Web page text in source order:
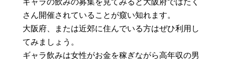
ギャラの飲みの募集を見てみると大阪府ではたく
さん開催されていることが窺い知れます。
大阪府、または近郊に住んでいる方はぜひ利用し
てみましょう。
ギャラ飲みは女性がお金を稼ぎながら高年収の男